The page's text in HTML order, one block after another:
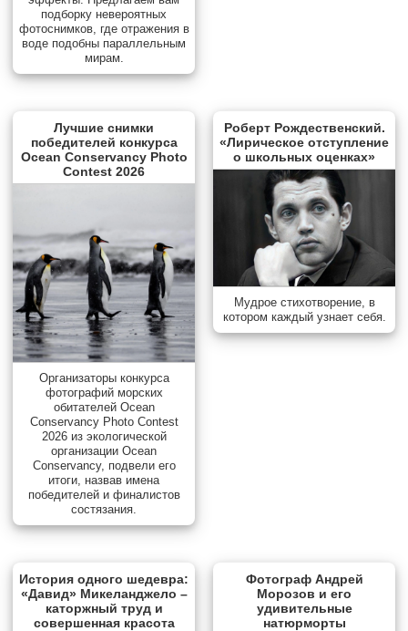
подборку невероятных
фотоснимков, где отражения в
воде подобны параллельным
мирам.
Лучшие снимки
победителей конкурса
Ocean Conservancy Photo
Contest 2026
Организаторы конкурса
фотографий морских
обитателей Ocean
Conservancy Photo Contest
2026 из экологической
организации Ocean
Conservancy, подвели его
итоги, назвав имена
победителей и финалистов
состязания.
Роберт Рождественский.
«Лирическое отступление
о школьных оценках»
Мудрое стихотворение, в
котором каждый узнает себя.
История одного шедевра:
«Давид» Микеланджело –
каторжный труд и
совершенная красота
Фотограф Андрей
Морозов и его
удивительные
натюрморты